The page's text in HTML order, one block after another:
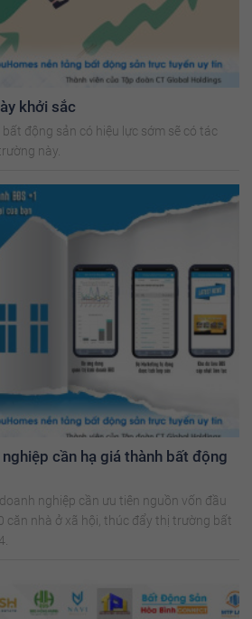
khởi sắc
động sản có hiệu lực sớm sẽ có tác
này.
cần hạ giá thành bất động
nghiệp cần ưu tiên nguồn vốn đầu
căn nhà ở xã hội, thúc đẩy thị trường bất